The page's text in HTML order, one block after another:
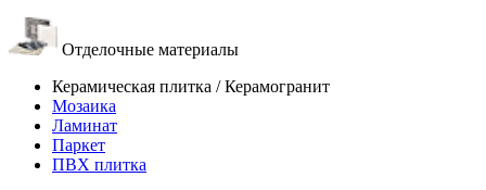
Отделочные материалы
Керамическая плитка / Керамогранит
Мозаика
Ламинат
Паркет
ПВХ плитка